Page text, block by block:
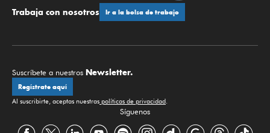
Trabaja con nosotros Ir a la bolsa de trabajo
Suscríbete a nuestros Newsletter.
Regístrate aquí
Al suscribirte, aceptas nuestras políticas de privacidad.
Síguenos